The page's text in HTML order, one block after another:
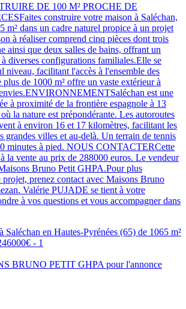
DE 100 M² PROCHE DE
construire votre maison à Saléchan,
m² dans un cadre naturel propice à un projet
à réaliser comprend cinq pièces dont trois
ainsi que deux salles de bains, offrant un
à diverses configurations familiales.Elle se
niveau, facilitant l'accès à l'ensemble des
plus de 1000 m² offre un vaste extérieur à
est une
à proximité de la frontière espagnole à 13
la nature est prépondérante. Les autoroutes
à environ 16 et 17 kilomètres, facilitant les
grandes villes et au-delà. Un terrain de tennis
minutes à pied. NOUS CONTACTERCette
la vente au prix de 288000 euros. Le vendeur
Bruno Petit GHPA.Pour plus
prenez contact avec Maisons Bruno
Valérie PUJADE se tient à votre
à vos questions et vous accompagner dans